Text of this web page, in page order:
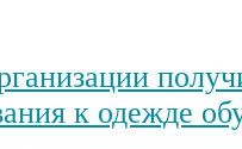
к одежде